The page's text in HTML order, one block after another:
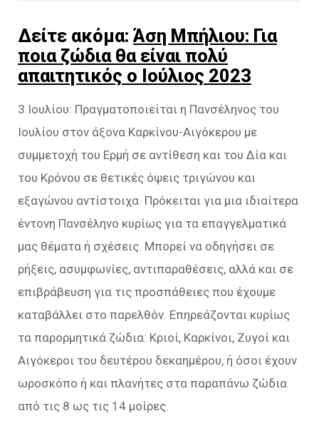
Δείτε ακόμα: Άση Μπήλιου: Για
ποια ζώδια θα είναι πολύ
απαιτητικός ο Ιούλιος 2023
3 Ιουλίου: Πραγματοποιείται η Πανσέληνος του
Ιουλίου στον άξονα Καρκίνου-Αιγόκερου με
συμμετοχή του Ερμή σε αντίθεση και του Δία και
του Κρόνου σε θετικές όψεις τριγώνου και
εξαγώνου αντίστοιχα. Πρόκειται για μια ιδιαίτερα
έντονη Πανσέληνο κυρίως για τα επαγγελματικά
μας θέματα ή σχέσεις. Μπορεί να οδηγήσει σε
ρήξεις, ασυμφωνίες, αντιπαραθέσεις, αλλά και σε
επιβράβευση για τις προσπάθειες που έχουμε
καταβάλλει στο παρελθόν. Επηρεάζονται κυρίως
τα παρορμητικά ζώδια: Κριοί, Καρκίνοι, Ζυγοί και
Αιγόκεροι του δευτέρου δεκαημέρου, ή όσοι έχουν
ωροσκόπο ή και πλανήτες στα παραπάνω ζώδια
από τις 8 ως τις 14 μοίρες.